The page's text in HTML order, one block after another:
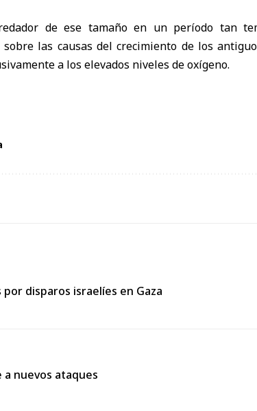
de ese tamaño en un período tan
las causas del crecimiento de los
a los elevados niveles de oxígeno.
disparos israelíes en Gaza
nuevos ataques